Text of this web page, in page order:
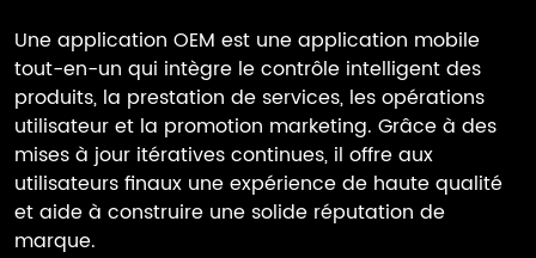
Une application OEM est une application mobile
tout-en-un qui intègre le contrôle intelligent des
produits, la prestation de services, les opérations
utilisateur et la promotion marketing. Grâce à des
mises à jour itératives continues, il offre aux
utilisateurs finaux une expérience de haute qualité
et aide à construire une solide réputation de
marque.